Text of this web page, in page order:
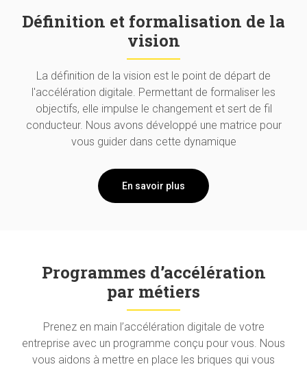
Définition et formalisation de la
vision
La définition de la vision est le point de départ de
l'accélération digitale. Permettant de formaliser les
objectifs, elle impulse le changement et sert de fil
conducteur. Nous avons développé une matrice pour
vous guider dans cette dynamique
En savoir plus
Programmes d’accélération
par métiers
Prenez en main l’accélération digitale de votre
entreprise avec un programme conçu pour vous. Nous
vous aidons à mettre en place les briques qui vous